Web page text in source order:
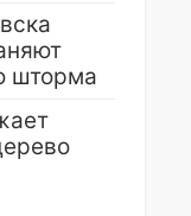
шторма